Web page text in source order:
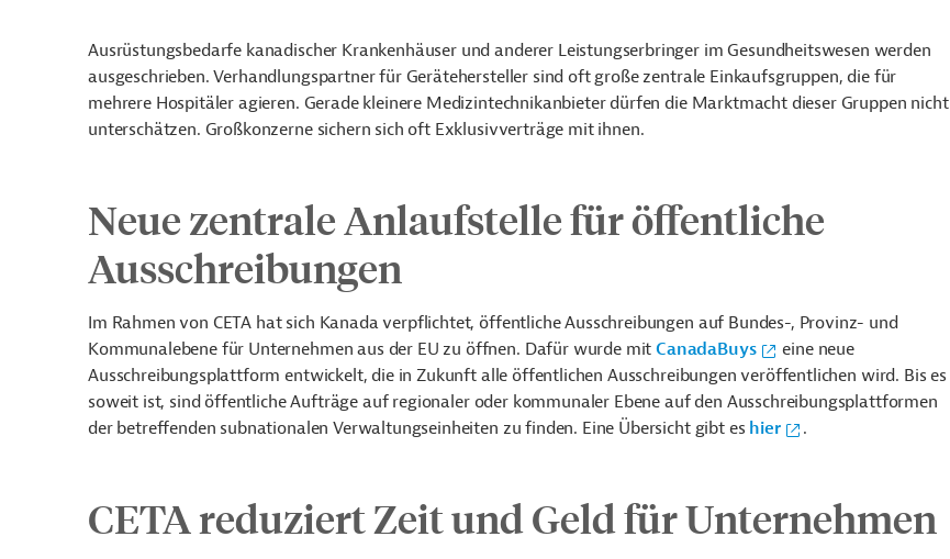
Ausrüstungsbedarfe kanadischer Krankenhäuser und anderer Leistungserbringer im Gesundheitswesen werden
ausgeschrieben. Verhandlungspartner für Gerätehersteller sind oft große zentrale Einkaufsgruppen, die für
mehrere Hospitäler agieren. Gerade kleinere Medizintechnikanbieter dürfen die Marktmacht dieser Gruppen nicht
unterschätzen. Großkonzerne sichern sich oft Exklusivverträge mit ihnen.
Neue zentrale Anlaufstelle für öffentliche
Ausschreibungen
Im Rahmen von CETA hat sich Kanada verpflichtet, öffentliche Ausschreibungen auf Bundes-, Provinz- und
Kommunalebene für Unternehmen aus der EU zu öffnen. Dafür wurde mitCanadaBuys
eine neue
Ausschreibungsplattform entwickelt, die in Zukunft alle öffentlichen Ausschreibungen veröffentlichen wird. Bis es
soweit ist, sind öffentliche Aufträge auf regionaler oder kommunaler Ebene auf den Ausschreibungsplattformen
der betreffenden subnationalen Verwaltungseinheiten zu finden. Eine Übersicht gibt es hier .
CETA reduziert Zeit und Geld für Unternehmen